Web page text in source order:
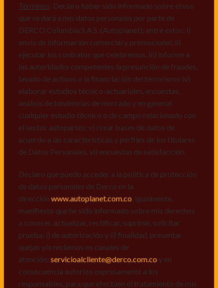
mismos, vi) crear bases de datos de acuerdo a las
características y perfiles de los titulares de Datos
Personales, v) encuestas de satisfacción, vi) reportes
recall.
Declaro que puedo acceder a la política de protección
de datos personales de Derco en la
direcciónwww.autoplanet.com.co, igualmente,
manifiesto que he sido informado sobre mis derechos
a conocer, actualizar, rectificar, suprimir, solicitar
prueba: i) de autorización y ii) finalidad, presentar
quejas y/o reclamos en canales de
atención: servicioalcliente@derco.com.coy en
responsables, para que efectúen el tratamiento de mis
datos conforme lo expuesto.
Términos: Declaro haber sido informado sobre el uso
que se dará a mis datos personales por parte de
DERCO Colombia S.A.S. (Autoplanet); entre estos: i)
envío de información comercial y promocional, ii)
ejecutar los contratos que celebremos, iii) informe a
las autoridades competentes la presunción de fraudes,
lavado de activos o la financiación del terrorismo iv)
elaborar estudios técnico-actuariales, encuestas,
análisis de tendencias de mercado y en general
cualquier estudio técnico o de campo relacionado con
el sector autopartes; v) crear bases de datos de
acuerdo a las características y perfiles de los titulares
de Datos Personales, vi) encuestas de satisfacción.
Declaro que puedo acceder a la política de protección
de datos personales de Derco en la
dirección www.autoplanet.com.co , igualmente,
manifiesto que he sido informado sobre mis derechos
a conocer, actualizar, rectificar, suprimir, solicitar
prueba: i) de autorización y ii) finalidad, presentar
quejas y/o reclamos en canales de
atención: servicioalcliente@derco.com.co y en
consecuencia autorizo expresamente a los
responsables, para que efectúen el tratamiento de mis